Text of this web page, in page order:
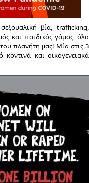
βία, trafficking,
και παιδικός γάμος, όλα
πλανήτη μας! Μία στις 3
και οικογενειακά